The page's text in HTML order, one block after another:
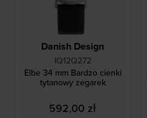
Danish Design
IQ12Q272
Elbe 34 mm Bardzo cienki
tytanowy zegarek
592,00 zł